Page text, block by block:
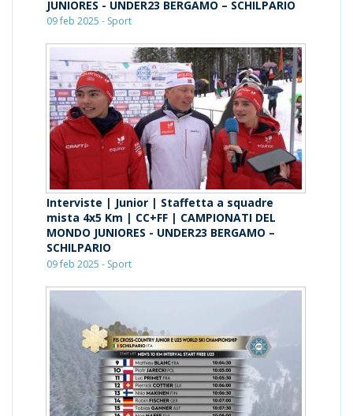
JUNIORES - UNDER23 BERGAMO – SCHILPARIO
09 feb 2025 - Sport
Interviste | Junior | Staffetta a squadre
mista 4x5 Km | CC+FF | CAMPIONATI DEL
MONDO JUNIORES - UNDER23 BERGAMO –
SCHILPARIO
09 feb 2025 - Sport